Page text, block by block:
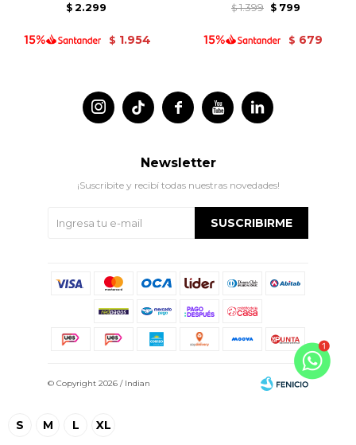
S M L XL
$ 2.299
$ 1.954
$ 1.399 $ 799
$ 679
 
 
Newsletter
¡Suscribite y recibí todas nuestras novedades!
SUSCRIBIRME
© Copyright 2026 / Indian